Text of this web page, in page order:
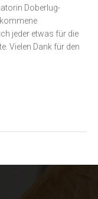
Doberlug-
jeder etwas für die
Vielen Dank für den